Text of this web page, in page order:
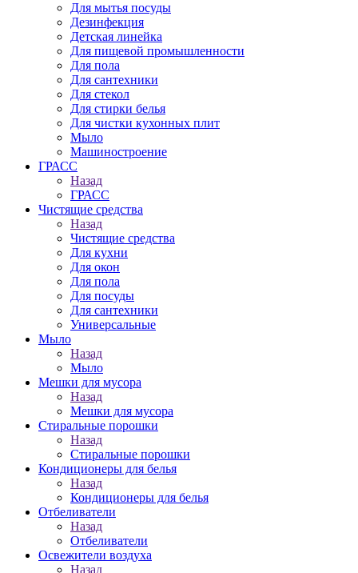
Для мытья посуды
Дезинфекция
Детская линейка
Для пищевой промышленности
Для пола
Для сантехники
Для стекол
Для стирки белья
Для чистки кухонных плит
Мыло
Машиностроение
ГРАСС
Назад
ГРАСС
Чистящие средства
Назад
Чистящие средства
Для кухни
Для окон
Для пола
Для посуды
Для сантехники
Универсальные
Мыло
Назад
Мыло
Мешки для мусора
Назад
Мешки для мусора
Стиральные порошки
Назад
Стиральные порошки
Кондиционеры для белья
Назад
Кондиционеры для белья
Отбеливатели
Назад
Отбеливатели
Освежители воздуха
Назад